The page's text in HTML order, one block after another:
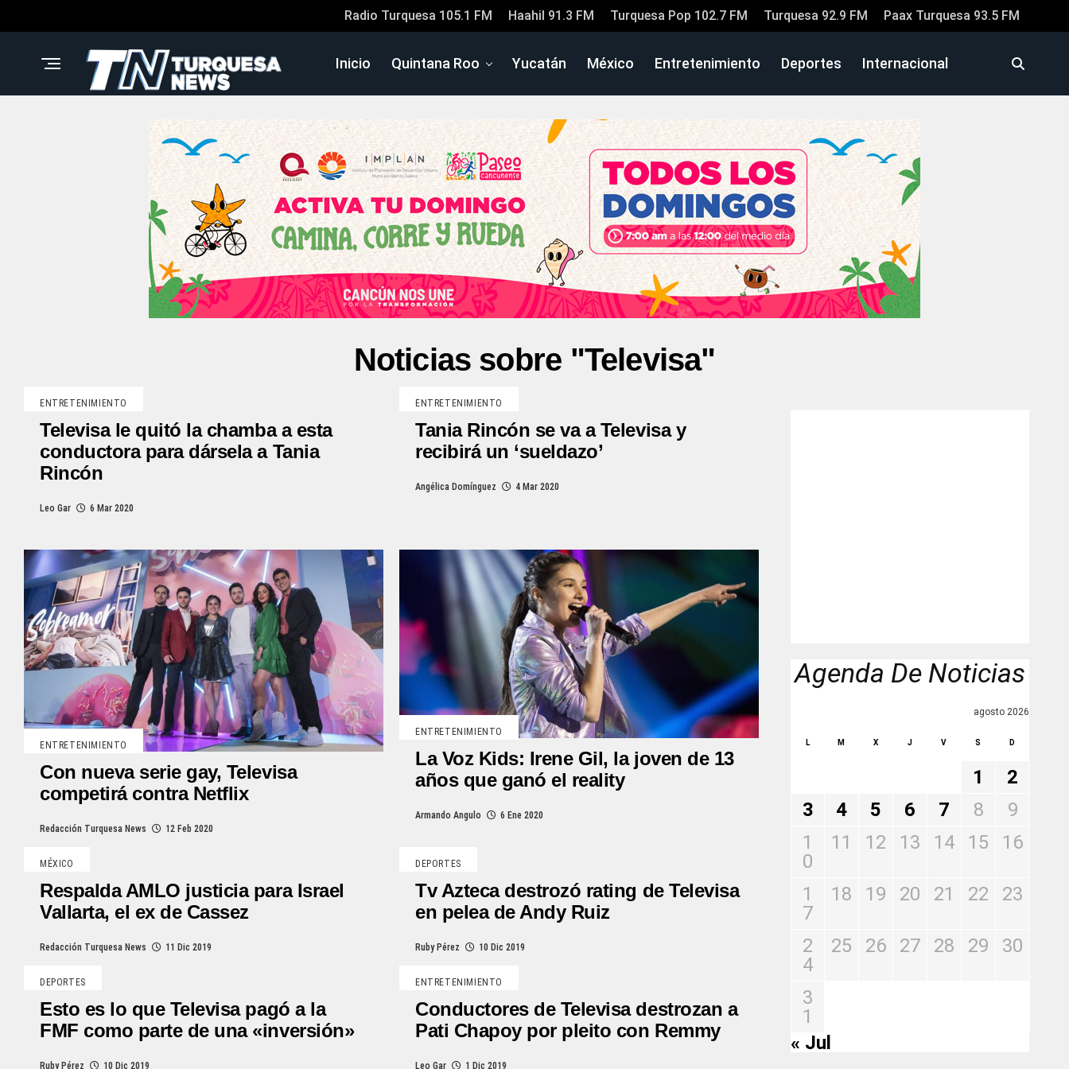
Radio Turquesa 105.1 FM Haahil 91.3 FM Turquesa Pop 102.7 FM Turquesa 92.9 FM Paax Turquesa 93.5 FM
Inicio Quintana Roo Yucatán México Entretenimiento Deportes Internacional
Noticias sobre "Televisa"
ENTRETENIMIENTO
Televisa le quitó la chamba a esta
conductora para dársela a Tania
Rincón
Leo Gar 6 Mar 2020
ENTRETENIMIENTO
Tania Rincón se va a Televisa y
recibirá un ‘sueldazo’
Angélica Domínguez 4 Mar 2020
ENTRETENIMIENTO
Con nueva serie gay, Televisa
competirá contra Netflix
Redacción Turquesa News 12 Feb 2020
ENTRETENIMIENTO
La Voz Kids: Irene Gil, la joven de 13
años que ganó el reality
Armando Angulo 6 Ene 2020
MÉXICO
Respalda AMLO justicia para Israel
Vallarta, el ex de Cassez
Redacción Turquesa News 11 Dic 2019
DEPORTES
Tv Azteca destrozó rating de Televisa
en pelea de Andy Ruiz
Ruby Pérez 10 Dic 2019
DEPORTES
Esto es lo que Televisa pagó a la
FMF como parte de una «inversión»
Ruby Pérez 10 Dic 2019
ENTRETENIMIENTO
Conductores de Televisa destrozan a
Pati Chapoy por pleito con Remmy
Leo Gar 1 Dic 2019
Agenda De Noticias
agosto 2026
L M X J V S D
1
2
3
4 5 6 7 8
9
1
0
11 12 13 14 15 16
1
7
18 19 20 21 22 23
2
4
25 26 27 28 29 30
3
1
« Jul